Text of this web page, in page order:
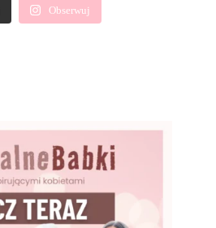
Obserwuj